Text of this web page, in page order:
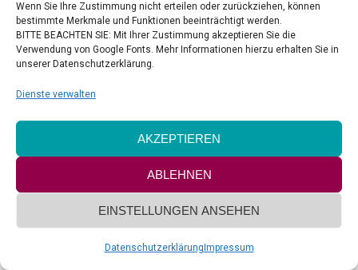
Wenn Sie Ihre Zustimmung nicht erteilen oder zurückziehen, können
bestimmte Merkmale und Funktionen beeinträchtigt werden.
BITTE BEACHTEN SIE: Mit Ihrer Zustimmung akzeptieren Sie die
Verwendung von Google Fonts. Mehr Informationen hierzu erhalten Sie in
unserer Datenschutzerklärung.
Dienste verwalten
AKZEPTIEREN
ABLEHNEN
EINSTELLUNGEN ANSEHEN
Datenschutzerklärung Impressum